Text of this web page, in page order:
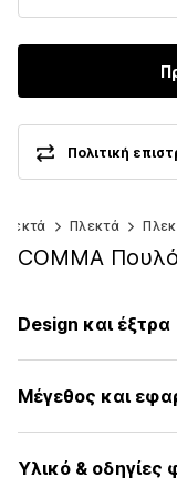
Πολιτική
Πλεκτά
COMMA
Design και έξτρα
Πλεκτά
Στρόγγυλη
Κοψίματα
Λαιμός με
Μέγεθος και
Μήκος: Μήκος
Υλικό & οδηγίες